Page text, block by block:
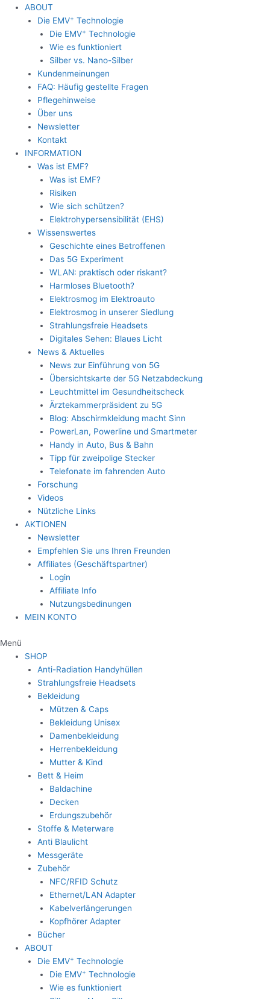
ABOUT
Die EMV+ Technologie
Die EMV+ Technologie
Wie es funktioniert
Silber vs. Nano-Silber
Kundenmeinungen
FAQ: Häufig gestellte Fragen
Pflegehinweise
Über uns
Newsletter
Kontakt
INFORMATION
Was ist EMF?
Was ist EMF?
Risiken
Wie sich schützen?
Elektrohypersensibilität (EHS)
Wissenswertes
Geschichte eines Betroffenen
Das 5G Experiment
WLAN: praktisch oder riskant?
Harmloses Bluetooth?
Elektrosmog im Elektroauto
Elektrosmog in unserer Siedlung
Strahlungsfreie Headsets
Digitales Sehen: Blaues Licht
News & Aktuelles
News zur Einführung von 5G
Übersichtskarte der 5G Netzabdeckung
Leuchtmittel im Gesundheitscheck
Ärztekammerpräsident zu 5G
Blog: Abschirmkleidung macht Sinn
PowerLan, Powerline und Smartmeter
Handy in Auto, Bus & Bahn
Tipp für zweipolige Stecker
Telefonate im fahrenden Auto
Forschung
Videos
Nützliche Links
AKTIONEN
Newsletter
Empfehlen Sie uns Ihren Freunden
Affiliates (Geschäftspartner)
Login
Affiliate Info
Nutzungsbedinungen
MEIN KONTO
Menü
SHOP
Anti-Radiation Handyhüllen
Strahlungsfreie Headsets
Bekleidung
Mützen & Caps
Bekleidung Unisex
Damenbekleidung
Herrenbekleidung
Mutter & Kind
Bett & Heim
Baldachine
Decken
Erdungszubehör
Stoffe & Meterware
Anti Blaulicht
Messgeräte
Zubehör
NFC/RFID Schutz
Ethernet/LAN Adapter
Kabelverlängerungen
Kopfhörer Adapter
Bücher
ABOUT
Die EMV+ Technologie
Die EMV+ Technologie
Wie es funktioniert